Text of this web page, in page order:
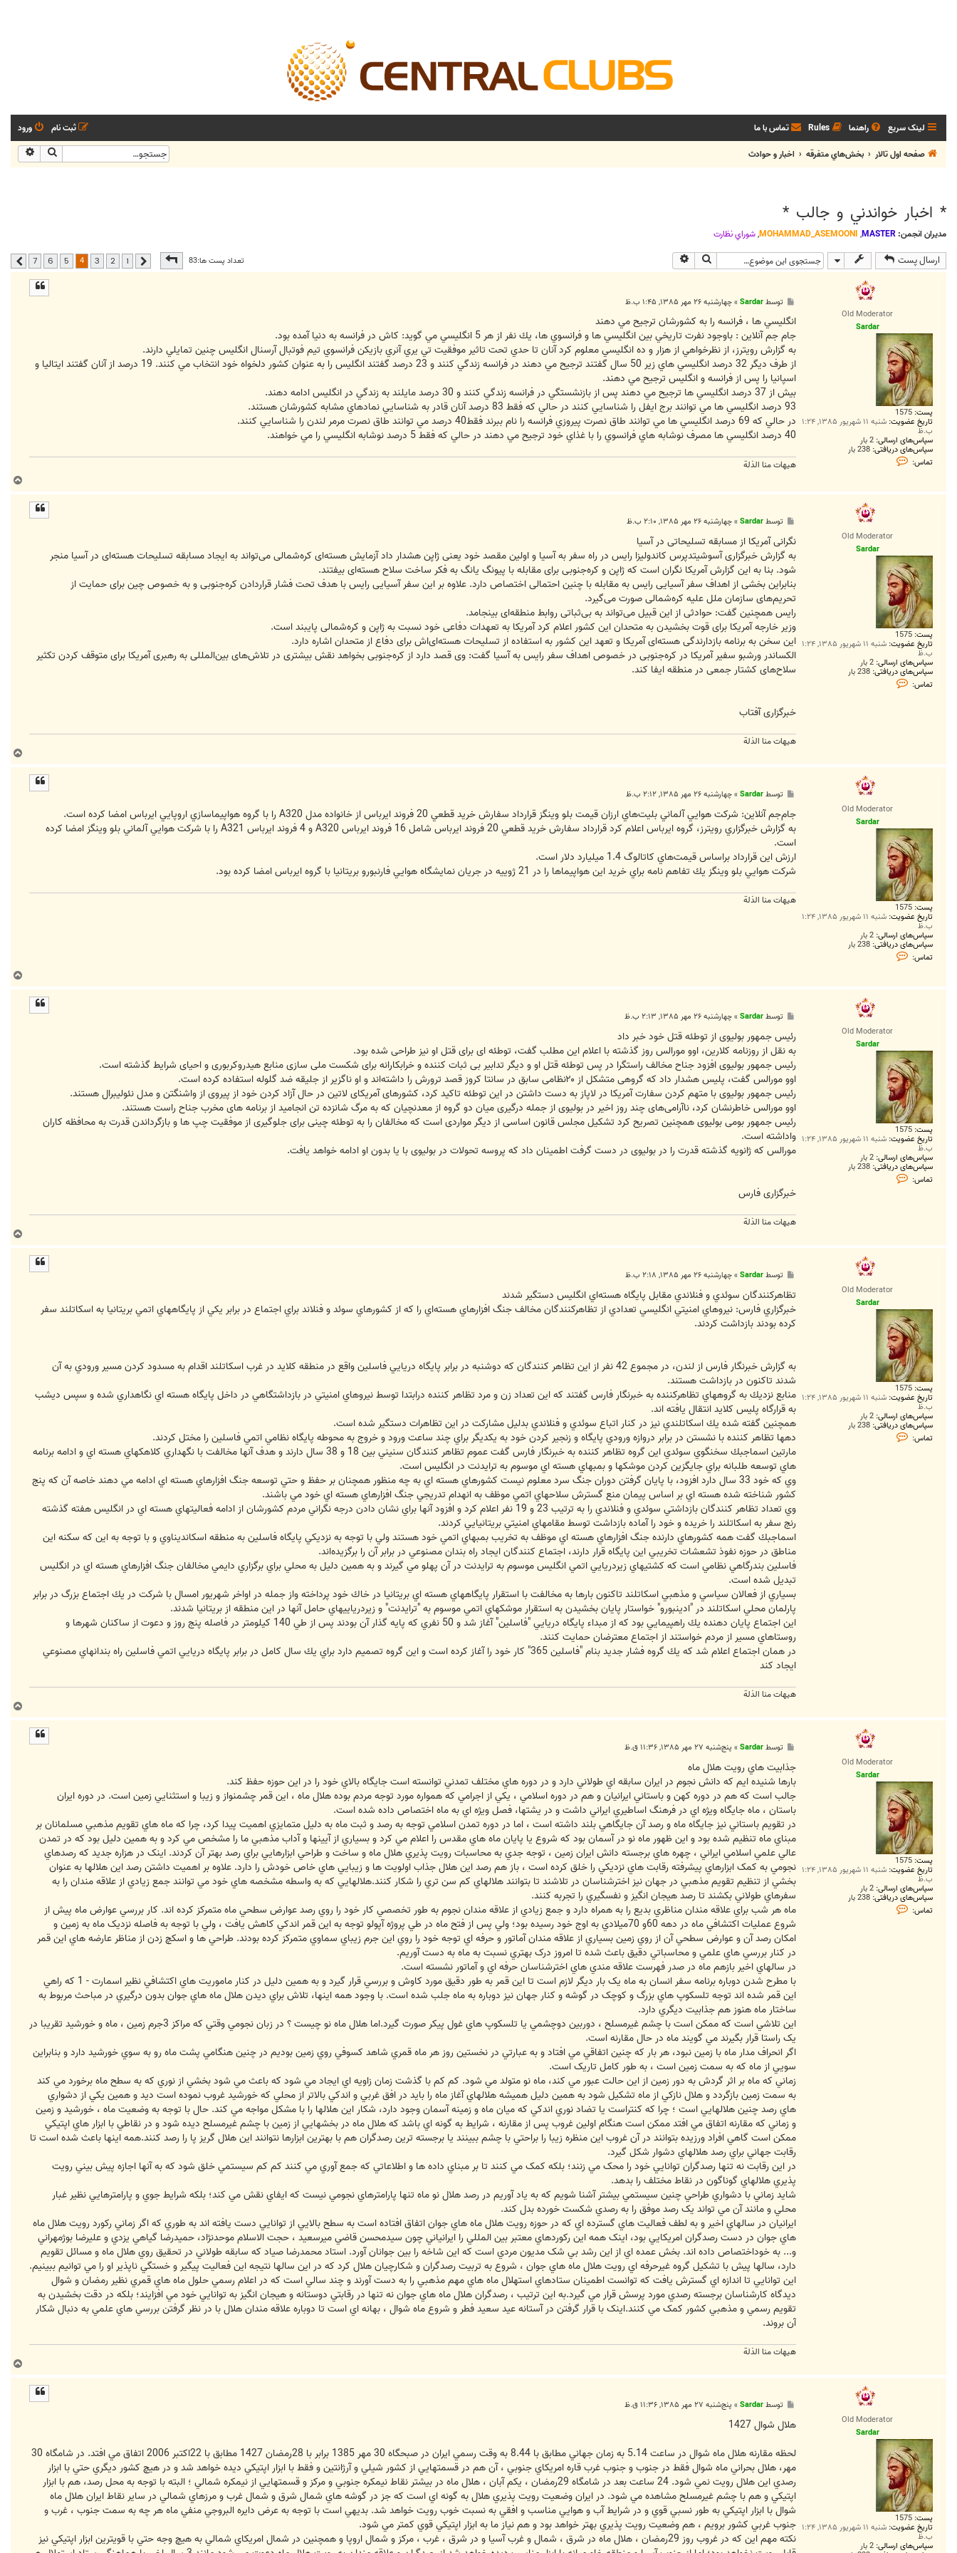
لینک سریع راهنما Rules تماس با ما ورود
ثبت نام
صفحه اول تالار
بخش‌‌هاي متفرقه اخبار و حوادث جستجو
* اخبار خواندني و جالب *
مدیران انجمن: MASTER
,
MOHAMMAD_ASEMOONI
,شوراي نظارت
ارسال پست جستجو تعداد پست ها:83صفحه از7 قبلی 1
2
3
4
5
6
7 بعدی
Old Moderator
Sardar
پست: 1575
تاریخ عضویت: شنبه ۱۱ شهریور ۱۳۸۵, ۱:۲۴
ب.ظ
سپاس‌های ارسالی: 2 بار
سپاس‌های دریافتی: 238 بار
تماس:
ت
S
a
ت
توسطSardar
»چهارشنبه ۲۶ مهر ۱۳۸۵, ۱:۴۵ ب.ظ
انگليسي ها ، فرانسه را به كشورشان ترجيح مي دهند
جام جم آنلاين : باوجود نفرت تاريخي بين انگليسي ها و فرانسوي ها، يك نفر از هر 5 انگليسي مي گويد: كاش در فرانسه به دنيا آمده بود.
به گزارش رويترز، از نظرخواهي از هزار و ده انگليسي معلوم كرد آنان تا حدي تحت تاثير موفقيت تي يري آنري بازيكن فرانسوي تيم فوتبال آرسنال انگليس چنين تمايلي دارند.
از طرف ديگر 32 درصد انگليسي هاي زير 50 سال گفتند ترجيح مي دهند در فرانسه زندگي كنند و 23 درصد گفتند انگليس را به عنوان كشور دلخواه خود انتخاب مي كنند. 19 درصد از آنان گفتند ايتاليا و
اسپانيا را پس از فرانسه و انگليس ترجيح مي دهند.
بيش از 37 درصد انگليسي ها ترجيح مي دهند پس از بازنشستگي در فرانسه زندگي كنند و 30 درصد مايلند به زندگي در انگليس ادامه دهند.
93 درصد انگليسي ها مي توانند برج ايفل را شناسايي كنند در حالي كه فقط 83 درصد آنان قادر به شناسايي نمادهاي مشابه كشورشان هستند.
در حالي كه 69 درصد انگليسي ها مي توانند طاق نصرت پيروزي فرانسه را نام ببرند فقط40 درصد مي توانند طاق نصرت مرمر لندن را شناسايي كنند.
40 درصد انگليسي ها مصرف نوشابه هاي فرانسوي را با غذاي خود ترجيح مي دهند در حالي كه فقط 5 درصد نوشابه انگليسي را مي خواهند.
هیهات منا الذلة
ا
Old Moderator
Sardar
پست: 1575
تاریخ عضویت: شنبه ۱۱ شهریور ۱۳۸۵, ۱:۲۴
ب.ظ
سپاس‌های ارسالی: 2 بار
سپاس‌های دریافتی: 238 بار
تماس:
ت
r
ت
توسطSardar
»چهارشنبه ۲۶ مهر ۱۳۸۵, ۲:۱۰ ب.ظ
نگرانی آمریکا از مسابقه تسلیحاتی در آسیا
به گزارش خبرگزاری آسوشیتدپرس کاندولیزا رایس در راه سفر به آسیا و اولین مقصد خود یعنی ژاپن هشدار داد آزمایش هسته‌ای کره‌شمالی می‌تواند به ایجاد مسابقه تسلیحات هسته‌ای در آسیا منجر
شود. بنا به این گزارش آمریکا نگران است که ژاپن و کره‌جنوبی برای مقابله با پیونگ یانگ به فکر ساخت سلاح هسته‌ای بیفتند.
بنابراین بخشی از اهداف سفر آسیایی رایس به مقابله با چنین احتمالی اختصاص دارد. علاوه بر این سفر آسیایی رایس با هدف تحت فشار قراردادن کره‌جنوبی و به خصوص چین برای حمایت از
تحریم‌های سازمان ملل علیه کره‌شمالی صورت می‌گیرد.
رایس همچنین گفت: حوادثی از این قبیل می‌تواند به بی‌ثباتی روابط منطقه‌ای بینجامد.
وزیر خارجه آمریکا برای قوت بخشیدن به متحدان این کشور اعلام کرد آمریکا به تعهدات دفاعی خود نسبت به ژاپن و کره‌شمالی پایبند است.
این سخن به برنامه بازدارندگی هسته‌ای آمریکا و تعهد این کشور به استفاده از تسلیحات هسته‌ای‌اش برای دفاع از متحدان اشاره دارد.
الکساندر ورشبو سفیر آمریکا در کره‌جنوبی در خصوص اهداف سفر رایس به آسیا گفت: وی قصد دارد از کره‌جنوبی بخواهد نقش بیشتری در تلاش‌های بین‌المللی به رهبری آمریکا برای متوقف کردن تکثیر
سلاح‌های کشتار جمعی در منطقه ایفا کند.
خبرگزارى آفتاب
هیهات منا الذلة
ا
Old Moderator
Sardar
پست: 1575
تاریخ عضویت: شنبه ۱۱ شهریور ۱۳۸۵, ۱:۲۴
ب.ظ
سپاس‌های ارسالی: 2 بار
سپاس‌های دریافتی: 238 بار
تماس:
ت
S
a
ت
توسطSardar
»چهارشنبه ۲۶ مهر ۱۳۸۵, ۲:۱۲ ب.ظ
جام‌جم آنلاين: شركت هوايي آلماني بليت‌هاي ارزان قيمت بلو وينگز قرارداد سفارش خريد قطعي 20 فروند ايرباس از خانواده مدل A320 را با گروه هواپيماسازي اروپايي ايرباس امضا كرده است.
به گزارش خبرگزاري رويترز، گروه ايرباس اعلام كرد قرارداد سفارش خريد قطعي 20 فروند ايرباس شامل 16 فروند ايرباس A320 و 4 فروند ايرباس A321 را با شركت هوايي آلماني بلو وينگز امضا كرده
است.
ارزش اين قرارداد براساس قيمت‌هاي كاتالوگ 1.4 ميليارد دلار است.
شركت هوايي بلو وينگز يك تفاهم نامه براي خريد اين هواپيماها را در 21 ژوييه در جريان نمايشگاه هوايي فارنبورو بريتانيا با گروه ايرباس امضا كرده بود.
هیهات منا الذلة
ا
Old Moderator
Sardar
پست: 1575
تاریخ عضویت: شنبه ۱۱ شهریور ۱۳۸۵, ۱:۲۴
ب.ظ
سپاس‌های ارسالی: 2 بار
سپاس‌های دریافتی: 238 بار
تماس:
ت
a
ت
توسطSardar
»چهارشنبه ۲۶ مهر ۱۳۸۵, ۲:۱۳ ب.ظ
رئیس جمهور بولیوی از توطئه قتل خود خبر داد
به نقل از روزنامه كلارین، اوو مورالس روز گذشته با اعلام این مطلب گفت، توطئه ای برای قتل او نیز طراحی شده بود.
رئیس جمهور بولیوی افزود جناح مخالف راستگرا در پس توطئه قتل او و دیگر تدابیر بی ثبات كننده و خرابكارانه برای شكست ملی سازی منابع هیدروكربوری و احیای شرایط گذشته است.
اوو مورالس گفت، پلیس هشدار داد كه گروهی متشكل از ۲۰نظامی سابق در سانتا كروز قصد ترورش را داشته‌اند و او ناگزیر از جلیقه ضد گلوله استفاده كرده است.
رئیس جمهور بولیوی با متهم كردن سفارت آمریكا در لاپاز به دست داشتن در این توطئه تاكید كرد، كشورهای آمریكای لاتین در حال آزاد كردن خود از پیروی از واشنگتن و مدل نئولیبرال هستند.
اوو مورالس خاطرنشان كرد، ناآرامی‌های چند روز اخیر در بولیوی از جمله درگیری میان دو گروه از معدنچیان كه به مرگ شانزده تن انجامید از برنامه های مخرب جناح راست هستند.
رئیس جمهور بومی بولیوی همچنین تصریح كرد تشكیل مجلس قانون اساسی از دیگر مواردی است كه مخالفان را به توطئه چینی برای جلوگیری از موفقیت چپ ها و بازگرداندن قدرت به محافظه كاران
واداشته است.
مورالس كه ژانویه گذشته قدرت را در بولیوی در دست گرفت اطمینان داد كه پروسه تحولات در بولیوی با یا بدون او ادامه خواهد یافت.
خبرگزارى فارس
هیهات منا الذلة
ا
Old Moderator
Sardar
پست: 1575
تاریخ عضویت: شنبه ۱۱ شهریور ۱۳۸۵, ۱:۲۴
ب.ظ
سپاس‌های ارسالی: 2 بار
سپاس‌های دریافتی: 238 بار
تماس:
ت
ت
توسطSardar
»چهارشنبه ۲۶ مهر ۱۳۸۵, ۲:۱۸ ب.ظ
تظاهركنندگان سوئدي و فنلاندي مقابل پايگاه هسته‌اي انگليس دستگير شدند
خبرگزاري فارس: نيروهاي امنيتي انگليسي تعدادي از تظاهركنندگان مخالف جنگ افزارهاي هسته‌اي را كه از كشورهاي سوئد و فنلاند براي اجتماع در برابر يكي از پايگاههاي اتمي بريتانيا به اسكاتلند سفر
كرده بودند بازداشت كردند.
به گزارش خبرنگار فارس از لندن، در مجموع 42 نفر از اين تظاهر كنندگان كه دوشنبه در برابر پايگاه دريايي فاسلين واقع در منطقه كلايد در غرب اسكاتلند اقدام به مسدود كردن مسير ورودي به آن
شدند تاكنون در بازداشت هستند.
منابع نزديك به گروههاي تظاهركننده به خبرنگار فارس گفتند كه اين تعداد زن و مرد تظاهر كننده درابتدا توسط نيروهاي امنيتي در بازداشتگاهي در داخل پايگاه هسته اي نگاهداري شده و سپس ديشب
به قرارگاه پليس كلايد انتقال يافته اند.
همچنين گفته شده يك اسكاتلندي نيز در كنار اتباع سوئدي و فنلاندي بدليل مشاركت در اين تظاهرات دستگير شده است.
دهها تظاهر كننده با نشستن در برابر دروازه ورودي پايگاه و زنجير كردن خود به يكديگر براي چند ساعت ورود و خروج به محوطه پايگاه نظامي اتمي فاسلين را مختل كردند.
مارتين اسماجبك سخنگوي سوئدي اين گروه تظاهر كننده به خبرنگار فارس گفت عموم تظاهر كنندگان سنيني بين 18 و 38 سال دارند و هدف آنها مخالفت با نگهداري كلاهكهاي هسته اي و ادامه برنامه
هاي توسعه طلبانه براي جايگزين كردن موشكها و بمبهاي هسته اي موسوم به ترايدنت در انگليس است.
وي كه خود 33 سال دارد افزود، با پايان گرفتن دوران جنگ سرد معلوم نيست كشورهاي هسته اي به چه منظور همچنان بر حفظ و حتي توسعه جنگ افزارهاي هسته اي ادامه مي دهند خاصه آن كه پنج
كشور شناخته شده هسته اي بر اساس پيمان منع گسترش سلاحهاي اتمي موظف به انهدام تدريجي جنگ افزارهاي هسته اي خود مي باشند.
وي تعداد تظاهر كنندگان بازداشتي سوئدي و فنلاندي را به ترتيب 23 و 19 نفر اعلام كرد و افزود آنها براي نشان دادن درجه نگراني مردم كشورشان از ادامه فعاليتهاي هسته اي در انگليس هفته گذشته
رنج سفر به اسكاتلند را خريده و خود را آماده بازداشت توسط مقامهاي امنيتي بريتانيايي كردند.
اسماجبك گفت همه كشورهاي دارنده جنگ افزارهاي هسته اي موظف به تخريب بمبهاي اتمي خود هستند ولي با توجه به نزديكي پايگاه فاسلين به منطقه اسكانديناوي و با توجه به اين كه سكنه اين
مناطق در حوزه نفوذ تشعشات تخريبي اين پايگاه قرار دارند، اجتماع كنندگان ايجاد راه بندان مصنوعي در برابر آن را برگزيده‌اند.
فاسلين بندرگاهي نظامي است كه كشتيهاي زيردريايي اتمي انگليس موسوم به ترايدنت در آن پهلو مي گيرند و به همين دليل به محلي براي برگزاري دايمي مخالفان جنگ افزارهاي هسته اي در انگليس
تبديل شده است.
بسياري از فعالان سياسي و مذهبي اسكاتلند تاكنون بارها به مخالفت با استقرار پايگاههاي هسته اي بريتانيا در خاك خود پرداخته واز جمله در اواخر شهريور امسال با شركت در يك اجتماع بزرگ در برابر
پارلمان محلي اسكاتلند در "ادينبورو" خواستار پايان بخشيدن به استقرار موشكهاي اتمي موسوم به "ترايدنت" و زيردرياييهاي حامل آنها در اين منطقه از بريتانيا شدند.
اين اجتماع پايان دهنده يك راهپيمايي بود كه از مبداء پايگاه دريايي "فاسلين" آغاز شد و 50 نفري كه پايه گذار آن بودند پس از طي 140 كيلومتر در فاصله پنج روز و دعوت از ساكنان شهرها و
روستاهاي مسير از مردم خواستند از اجتماع معترضان حمايت كنند.
در همان اجتماع اعلام شد كه يك گروه فشار جديد بنام "فاسلين 365" كار خود را آغاز كرده است و اين گروه تصميم دارد براي يك سال كامل در برابر پايگاه دريايي اتمي فاسلين راه بندانهاي مصنوعي
ايجاد كند
هیهات منا الذلة
ا
Old Moderator
Sardar
پست: 1575
تاریخ عضویت: شنبه ۱۱ شهریور ۱۳۸۵, ۱:۲۴
ب.ظ
سپاس‌های ارسالی: 2 بار
سپاس‌های دریافتی: 238 بار
تماس:
ت
توسطSardar
» پنج‌شنبه ۲۷ مهر ۱۳۸۵, ۱۱:۳۶ ق.ظ
جذابيت هاي رويت هلال ماه
بارها شنيده ايم که دانش نجوم در ايران سابقه اي طولاني دارد و در دوره هاي مختلف تمدني توانسته است جايگاه بالاي خود را در اين حوزه حفظ کند.
جالب است که هم در دوره کهن و باستاني ايرانيان و هم در دوره اسلامي ، يکي از اجرامي که همواره مورد توجه مردم بوده هلال ماه ، اين قمر چشمنواز و زيبا و استثنايي زمين است. در دوره ايران
باستان ، ماه جايگاه ويژه اي در فرهنگ اساطيري ايراني داشت و در يشتها، فصل ويژه اي به ماه اختصاص داده شده است.
در تقويم باستاني نيز جايگاه ماه و رصد آن جايگاهي بلند داشته است ، اما در دوره تمدن اسلامي توجه به رصد و ثبت ماه به دليل متمايزي اهميت پيدا کرد، چرا که ماه هاي تقويم مذهبي مسلمانان بر
مبناي ماه تنظيم شده بود و اين ظهور ماه نو در آسمان بود که شروع يا پايان ماه هاي مقدس را اعلام مي کرد و بسياري از آيينها و آداب مذهبي ما را مشخص مي کرد و به همين دليل بود که در تمدن
عالي علمي اسلامي ايراني ، چهره هاي برجسته دانش ايران زمين ، توجه جدي به محاسبات رويت پذيري هلال ماه و ساخت و طراحي ابزارهايي براي رصد بهتر آن کردند. اينک در هزاره جديد که رصدهاي
نجومي به کمک ابزارهاي پيشرفته رقابت هاي نزديکي را خلق کرده است ، باز هم رصد اين هلال جذاب اولويت ها و زيبايي هاي خاص خودش را دارد. علاوه بر اهميت داشتن رصد اين هلالها به عنوان
بخشي از تنظيم تقويم مذهبي در جهان نيز اخترشناسان در تلاشند تا بتوانند هلالهاي کم سن تري را شکار کنند.هلالهايي که به واسطه مشخصه هاي خود مي توانند جمع زيادي از علاقه مندان را به
سفرهاي طولاني بکشند تا رصد هيجان انگيز و نفسگيري را تجربه کنند.
ماه هر شب براي علاقه مندان مناظري بديع را به همراه دارد و جمع زيادي از علاقه مندان نجوم به طور تخصصي کار خود را روي رصد عوارض سطحي ماه متمرکز کرده اند. کار بررسي عوارض ماه پيش از
شروع عمليات اکتشافي ماه در دهه 60و 70ميلادي به اوج خود رسيده بود؛ ولي پس از فتح ماه در طي پروژه آپولو توجه به اين قمر اندکي کاهش يافت ، ولي با توجه به فاصله نزديک ماه به زمين و
امکان رصد آن و عوارض سطحي آن از روي زمين بسياري از علاقه مندان آماتور و حرفه اي توجه خود را روي اين جرم زيباي سماوي متمرکز کرده بودند. طراحي ها و اسکچ زدن از مناظر عارضه هاي اين قمر
در کنار بررسي هاي علمي و محاسباتي دقيق باعث شده تا امروز درک بهتري نسبت به ماه به دست آوريم.
در سالهاي اخير بازهم ماه در صدر فهرست علاقه مندي هاي اخترشناسان حرفه اي و آماتور نشسته است.
با مطرح شدن دوباره برنامه سفر انسان به ماه يک بار ديگر لازم است تا اين قمر به طور دقيق مورد کاوش و بررسي قرار گيرد و به همين دليل در کنار ماموريت هاي اکتشافي نظير اسمارت - 1 که راهي
اين قمر شده اند توجه تلسکوپ هاي بزرگ و کوچک در گوشه و کنار جهان نيز دوباره به ماه جلب شده است. با وجود همه اينها، تلاش براي ديدن هلال ماه هاي جوان بدون درگيري در مباحث مربوط به
ساختار ماه هنوز هم جذابيت ديگري دارد.
اين تلاشي است که ممکن است با چشم غيرمسلح ، دوربين دوچشمي يا تلسکوپ هاي غول پيکر صورت گيرد.اما هلال ماه نو چيست ؟ در زبان نجومي وقتي که مراکز 3جرم زمين ، ماه و خورشيد تقريبا در
يک راستا قرار بگيرند مي گويند ماه در حال مقارنه است.
اگر انحراف مدار ماه با زمين نبود، هر بار که چنين اتفاقي مي افتاد و به عبارتي در نخستين روز هر ماه قمري شاهد کسوفي روي زمين بوديم در چنين هنگامي پشت ماه رو به سوي خورشيد دارد و بنابراين
سويي از ماه که به سمت زمين است ، به طور کامل تاريک است.
زماني که ماه بر اثر گردش به دور زمين از اين حالت عبور مي کند، ماه نو متولد مي شود. کم کم با گذشت زمان زاويه اي ايجاد مي شود که باعث مي شود بخشي از نوري که به سطح ماه برخورد مي کند
به سمت زمين بازگردد و هلال نازکي از ماه تشکيل شود به همين دليل هميشه هلالهاي آغاز ماه را بايد در افق غربي و اندکي بالاتر از محلي که خورشيد غروب نموده است ديد و همين يکي از دشواري
هاي رصد چنين هلالهايي است ؛ چرا که کنتراست يا تضاد نوري اندکي که ميان ماه و زمينه آسمان وجود دارد، شکار اين هلالها را با مشکل مواجه مي کند. حال با توجه به وضعيت ماه ، خورشيد و زمين
و زماني که مقارنه اتفاق مي افتد ممکن است هنگام اولين غروب پس از مقارنه ، شرايط به گونه اي باشد که هلال ماه در بخشهايي از زمين با چشم غيرمسلح ديده شود و در نقاطي با ابزار هاي اپتيکي
ممکن است گاهي افراد ورزيده بتوانند در آن غروب اين منظره زيبا را براحتي با چشم ببينند يا برجسته ترين رصدگران هم با بهترين ابزارها نتوانند اين هلال گريز پا را رصد کنند.همه اينها باعث شده است تا
رقابت جهاني براي رصد هلالهاي دشوار شکل گيرد.
در اين رقابت نه تنها رصدگران توانايي خود را محک مي زنند؛ بلکه کمک مي کنند تا بر مبناي داده ها و اطلاعاتي که جمع آوري مي کنند کم کم سيستمي خلق شود که به آنها اجازه پيش بيني رويت
پذيري هلالهاي گوناگون در نقاط مختلف را بدهد.
شايد زماني با دشواري طراحي چنين سيستمي بيشتر آشنا شويم که به ياد آوريم در رصد هلال نو ماه تنها پارامترهاي نجومي نيست که ايفاي نقش مي کند؛ بلکه شرايط جوي و پارامترهايي نظير غبار
محلي و مانند آن مي تواند يک رصد موفق را به رصدي شکست خورده بدل کند.
ايرانيان در سالهاي اخير و به لطف فعاليت هاي گسترده اي که در حوزه رويت هلال ماه هاي جوان اتفاق افتاده است به سطح بالايي از توانايي دست يافته اند به طوري که اگر زماني رکورد رويت هلال ماه
هاي جوان در دست رصدگران امريکايي بود، اينک همه اين رکوردهاي معتبر بين المللي را ايرانياني چون سيدمحسن قاضي ميرسعيد ، حجت الاسلام موحدنژاد، حميدرضا گياهي يزدي و عليرضا بوژمهراني
و... به خوداختصاص داده اند. بخش عمده اي از اين رشد بي شک مديون مردي است که اين شاخه را بين جوانان آورد. استاد محمدرضا صياد که سابقه طولاني در تحقيق روي هلال ماه و مسائل تقويم
دارد، سالها پيش با تشکيل گروه غيرحرفه اي رويت هلال ماه هاي جوان ، شروع به تربيت رصدگران و شکارچيان هلال کرد که در اين سالها نتيجه اين فعاليت پيگير و خستگي ناپذير او را مي توانيم ببينيم.
اين توانايي تا اندازه اي گسترش يافت که توانست اطمينان ستادهاي استهلال ماه هاي مهم مذهبي را به دست آورند و چند سالي است که در اعلام رسمي حلول ماه هاي قمري نظير رمضان و شوال
ديدگاه کارشناسان برجسته رصدي مورد پرسش قرار مي گيرد.به اين ترتيب ، رصدگران هلال ماه هاي جوان نه تنها در رقابتي دوستانه و هيجان انگيز به توانايي خود مي افزايند؛ بلکه در دقت بخشيدن به
تقويم رسمي و مذهبي کشور کمک مي کنند.اينک با قرار گرفتن در آستانه عيد سعيد فطر و شروع ماه شوال ، بهانه اي است تا دوباره علاقه مندان هلال با در نظر گرفتن بررسي هاي علمي به دنبال شکار
آن بروند.
هیهات منا الذلة
ا
Old Moderator
Sardar
پست: 1575
تاریخ عضویت: شنبه ۱۱ شهریور ۱۳۸۵, ۱:۲۴
ب.ظ
سپاس‌های ارسالی: 2 بار
ت
توسطSardar
» پنج‌شنبه ۲۷ مهر ۱۳۸۵, ۱۱:۳۶ ق.ظ
هلال شوال 1427
لحظه مقارنه هلال ماه شوال در ساعت 5.14 به زمان جهاني مطابق با 8.44 به وقت رسمي ايران در صبحگاه 30 مهر 1385 برابر با 28رمضان 1427 مطابق با 22اکتبر 2006 اتفاق مي افتد. در شامگاه 30
مهر، هلال بحراني ماه شوال فقط در جنوب و جنوب غرب قاره امريکاي جنوبي ، آن هم در قسمتهايي از کشور شيلي و آرژانتين و فقط با ابزار اپتيکي ديده خواهد شد و در هيچ کشور ديگري حتي با ابزار
رصدي اين هلال رويت نمي شود. 24 ساعت بعد در شامگاه 29رمضان ، يکم آبان ، هلال ماه در بيشتر نقاط نيمکره جنوبي و مرکز و قسمتهايي از نيمکره شمالي ؛ البته با توجه به محل رصد، هم با ابزار
اپتيکي و هم با چشم غيرمسلح مشاهده مي شود. در ايران وضعيت رويت پذيري هلال به گونه اي است که جز در گوشه هاي شمال شرق و شمال غرب و مرزهاي شمالي در ساير نقاط ايران هلال ماه
شوال با ابزار اپتيکي به طور نسبي قوي و در شرايط آب و هوايي مناسب و افقي به نسبت خوب رويت خواهد شد. بديهي است با توجه به عرض دايره البروجي منفي ماه هر چه به سمت جنوب ، غرب و
جنوب غربي کشور برويم ، هم وضعيت رويت پذيري بهتر خواهد بود و هم نياز ما به ابزار اپتيکي قوي کمتر مي شود.
نکته مهم اين که در غروب روز 29رمضان ، هلال ماه در شرق ، شمال و غرب آسيا و در شرق ، غرب ، مرکز و شمال اروپا و همچنين در شمال امريکاي شمالي به هيچ وجه حتي با قويترين ابزار اپتيکي نيز